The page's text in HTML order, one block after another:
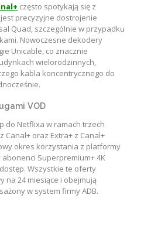
często spotykają się z
precyzyjne dostrojenie
Quad, szczególnie w przypadku
Nowoczesne dekodery
Unicable, co znacznie
wielorodzinnych,
kabla koncentrycznego do
VOD
do Netflixa w ramach trzech
Canal+ oraz Extra+ z Canal+
okres korzystania z platformy
Superpremium+ 4K
Wszystkie te oferty
na 24 miesiące i obejmują
w system firmy ADB.